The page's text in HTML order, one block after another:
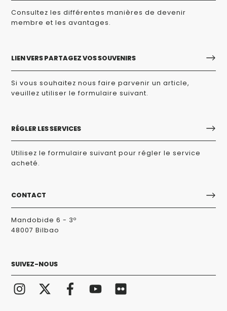
Consultez les différentes manières de devenir
membre et les avantages.
LIEN VERS PARTAGEZ VOS SOUVENIRS
Si vous souhaitez nous faire parvenir un article,
veuillez utiliser le formulaire suivant.
RÉGLER LES SERVICES
Utilisez le formulaire suivant pour régler le service
acheté.
CONTACT
Mandobide 6 - 3º
48007 Bilbao
SUIVEZ-NOUS